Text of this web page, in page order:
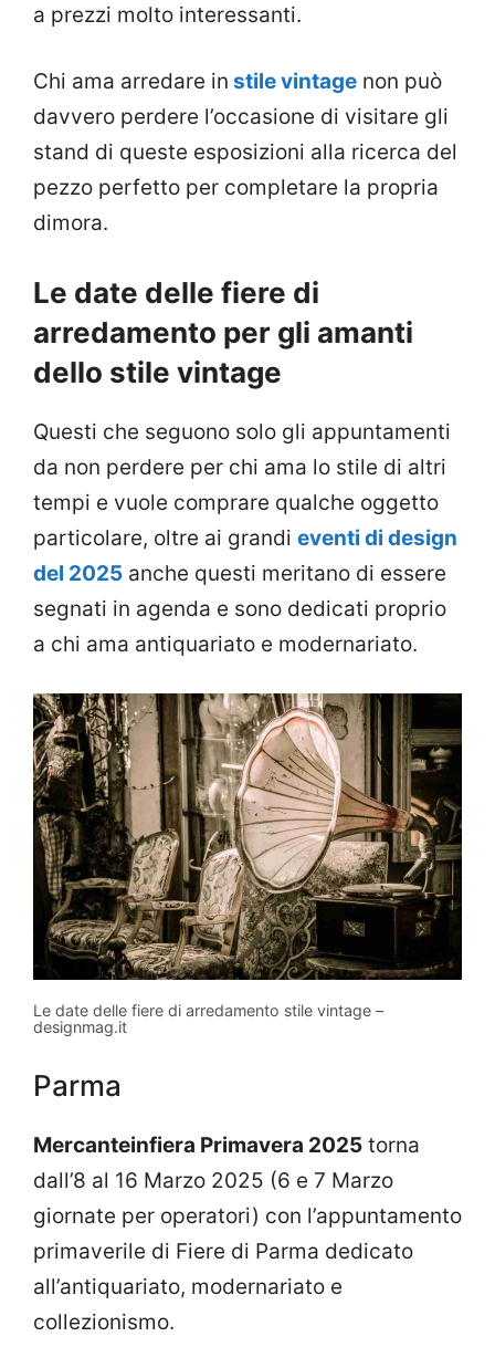
a prezzi molto interessanti.
Chi ama arredare in stile vintage non può
davvero perdere l’occasione di visitare gli
stand di queste esposizioni alla ricerca del
pezzo perfetto per completare la propria
dimora.
Le date delle fiere di
arredamento per gli amanti
dello stile vintage
Questi che seguono solo gli appuntamenti
da non perdere per chi ama lo stile di altri
tempi e vuole comprare qualche oggetto
particolare, oltre ai grandi eventi di design
del 2025 anche questi meritano di essere
segnati in agenda e sono dedicati proprio
a chi ama antiquariato e modernariato.
Le date delle fiere di arredamento stile vintage –
designmag.it
Parma
Mercanteinfiera Primavera 2025 torna
dall’8 al 16 Marzo 2025 (6 e 7 Marzo
giornate per operatori) con l’appuntamento
primaverile di Fiere di Parma dedicato
all’antiquariato, modernariato e
collezionismo.